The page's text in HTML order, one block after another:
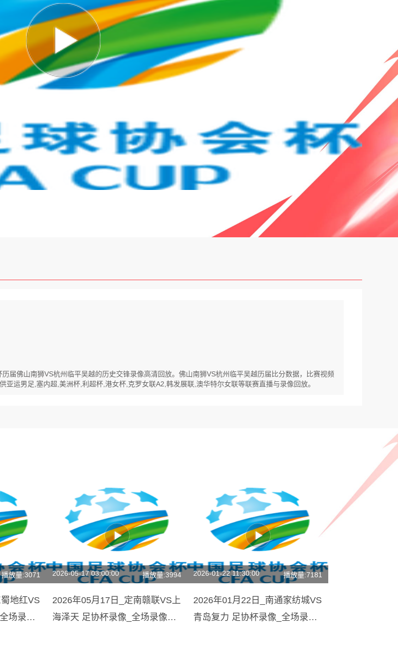
届佛山南狮VS杭州临平吴越的历史交锋录像高清回放。佛山南狮VS杭州临平吴越历届比分数据，比赛视频
运男足,塞内超,美洲杯,利超杯,港女杯,克罗女联A2,韩发展联,澳华特尔女联等联赛直播与录像回放。
播放量:3071
地红VS
场录像
2026-05-17 03:00:00 播放量:3994
2026年05月17日_定南赣联VS上
海泽天 足协杯录像_全场录像
2026-01-22 11:30:00 播放量:7181
2026年01月22日_南通家纺城VS
青岛复力 足协杯录像_全场录像